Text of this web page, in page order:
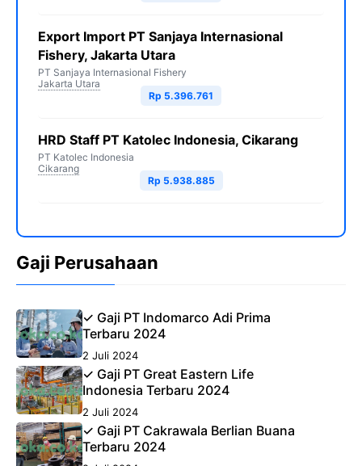
Export Import PT Sanjaya Internasional
Fishery, Jakarta Utara
PT Sanjaya Internasional Fishery
Jakarta Utara
Rp 5.396.761
HRD Staff PT Katolec Indonesia, Cikarang
PT Katolec Indonesia
Cikarang
Rp 5.938.885
Gaji Perusahaan
✓ Gaji PT Indomarco Adi Prima
Terbaru 2024
2 Juli 2024
✓ Gaji PT Great Eastern Life
Indonesia Terbaru 2024
2 Juli 2024
✓ Gaji PT Cakrawala Berlian Buana
Terbaru 2024